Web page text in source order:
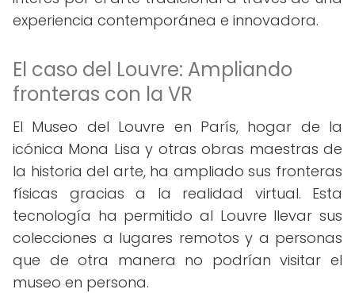
experiencia contemporánea e innovadora.
El caso del Louvre: Ampliando
fronteras con la VR
El Museo del Louvre en París, hogar de la
icónica Mona Lisa y otras obras maestras de
la historia del arte, ha ampliado sus fronteras
físicas gracias a la realidad virtual. Esta
tecnología ha permitido al Louvre llevar sus
colecciones a lugares remotos y a personas
que de otra manera no podrían visitar el
museo en persona.